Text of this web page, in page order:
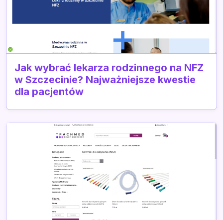
Jak wybrać lekarza rodzinnego na NFZ
w Szczecinie? Najważniejsze kwestie
dla pacjentów